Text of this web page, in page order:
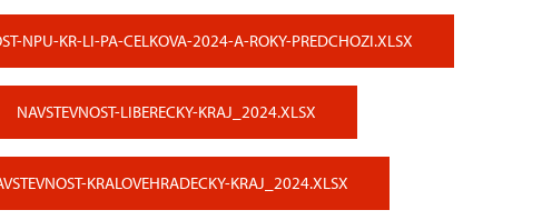
NPU-KR-LI-PA-CELKOVA-2024-A-ROKY-PREDCHOZI.XLSX
NAVSTEVNOST-LIBERECKY-KRAJ_2024.XLSX
KRALOVEHRADECKY-KRAJ_2024.XLSX